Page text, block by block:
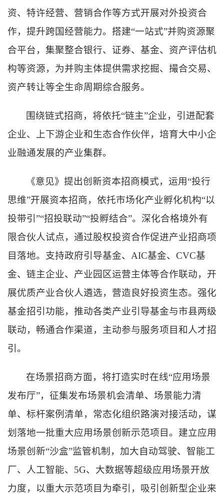
资、特许经营、营销合作等方式开展对外投资合
作，提升跨国经营能力。搭建“一站式”并购资源聚
合平台，集聚整合银行、证券、基金、资产评估机
构等资源，为并购主体提供需求挖掘、撮合交易、
资产转让等全生命周期综合服务。
围绕链式招商，将依托“链主”企业，引进配套
企业、上下游企业和生态合作伙伴，培育大中小企
业融通发展的产业集群。
《意见》提出创新资本招商模式，运用“投行
思维”开展资本招商，依托市场化产业孵化机构“以
投带引”“招投联动”“投孵结合”。深化合格境外有
限合伙人试点，通过股权投资合作促进产业招商项
目落地。支持政府引导基金、AIC基金、CVC基
金、链主企业、产业园区运营主体等合作联动，开
展优质产业合伙人遴选，营造良好投资生态。强化
基金招引功能，推动各类产业引导基金与市县两级
联动，畅通合作渠道，主动参与服务项目和人才招
引。
在场景招商方面，将打造实时在线“应用场景
发布厅”，征集发布场景机会清单、场景能力清
单、标杆案例清单，常态化组织路演对接活动，谋
划落地一批重大应用场景创新示范项目。建立应用
场景创新“沙盒”监管机制，加大自动驾驶、智能工
厂、人工智能、5G、大数据等超级应用场景开放
力度，以重大示范项目为牵引，吸引创新型企业来